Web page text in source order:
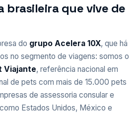
brasileira que vive de
do grupo Acelera 10X, que há
no segmento de viagens: somos o
Viajante, referência nacional em
de pets com mais de 15.000 pets
de assessoria consular e
Estados Unidos, México e